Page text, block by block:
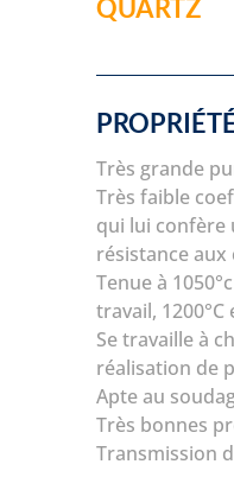
QUARTZ
Très grande
Très faible
qui lui confère
résistance
Tenue à
travail,
Se travaille à
réalisation de
Apte au
Très bonnes
Transmission